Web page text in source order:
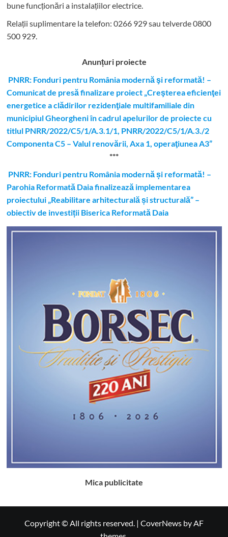
bune funcționări a instalațiilor electrice.
Relații suplimentare la telefon: 0266 929 sau telverde 0800
500 929.
Anunțuri proiecte
PNRR: Fonduri pentru România modernă şi reformată! –
Comunicat de presă finalizare proiect „Creşterea eficienţei
energetice a clădirilor rezidenţiale multifamiliale din
municipiul Gheorgheni în cadrul apelurilor de proiecte cu
titlul PNRR/2022/C5/1/A.3.1/1, PNRR/2022/C5/1/A.3./2
Componenta C5 – Valul renovării, Axa 1, operaţiunea A3”
***
PNRR: Fonduri pentru România modernă și reformată! –
Parohia Reformată Daia finalizează implementarea
proiectului „Reabilitare arhitecturală și structurală” –
obiectiv de investiții Biserica Reformată Daia
Mica publicitate
Copyright © All rights reserved. | CoverNews by AF